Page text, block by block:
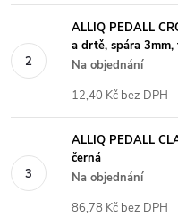
ALLIQ PEDALL
a drtě, spára
Na objednání
12,40 Kč bez DPH
ALLIQ PEDALL
černá
Na objednání
86,78 Kč bez DPH